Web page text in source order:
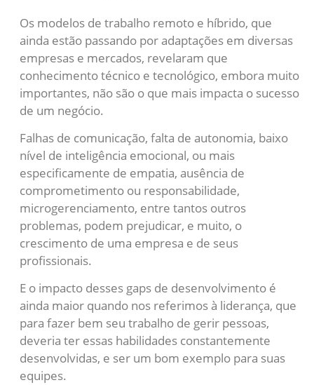
Os modelos de trabalho remoto e híbrido, que
ainda estão passando por adaptações em diversas
empresas e mercados, revelaram que
conhecimento técnico e tecnológico, embora muito
importantes, não são o que mais impacta o sucesso
de um negócio.
Falhas de comunicação, falta de autonomia, baixo
nível de inteligência emocional, ou mais
especificamente de empatia, ausência de
comprometimento ou responsabilidade,
microgerenciamento, entre tantos outros
problemas, podem prejudicar, e muito, o
crescimento de uma empresa e de seus
profissionais.
E o impacto desses gaps de desenvolvimento é
ainda maior quando nos referimos à liderança, que
para fazer bem seu trabalho de gerir pessoas,
deveria ter essas habilidades constantemente
desenvolvidas, e ser um bom exemplo para suas
equipes.